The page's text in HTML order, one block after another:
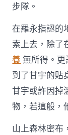
步隊。
在羅永指認的
索上去，除了
養 無所得。
到了甘宇的
甘宇或許因掉
物，若這般，
山上森林密布